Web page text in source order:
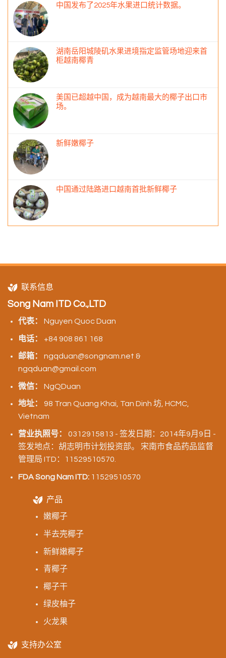
中国发布了2025年水果进口统计数据。
湖南岳阳城陵矶水果进境指定监管场地迎来首
柜越南椰青
美国已超越中国，成为越南最大的椰子出口市
场。
新鲜嫩椰子
中国通过陆路进口越南首批新鲜椰子
联系信息
Song Nam ITD Co.,LTD
代表： Nguyen Quoc Duan
电话： +84 908 861 168
邮箱：
ngqduan@songnam.net &
ngqduan@gmail.com
微信： NgQDuan
地址：
98 Tran Quang Khai, Tan Dinh 坊, HCMC,
Vietnam
营业执照号：
0312915813 - 签发日期：2014年9月9日 -
签发地点：胡志明市计划投资部。 宋南市食品药品监督
管理局 ITD：11529510570.
FDA Song Nam ITD:11529510570
产品
嫩椰子
半去壳椰子
新鲜嫩椰子
青椰子
椰子干
绿皮柚子
火龙果
支持办公室